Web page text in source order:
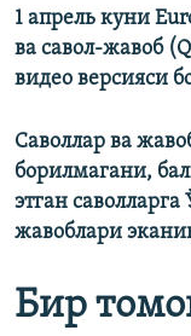
1 апрель куни
ва савол-жавоб
видео версияси
Саволлар ва
борилмагани,
этган
жавоблари
Бир